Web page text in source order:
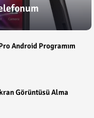
Android Programım
Görüntüsü Alma